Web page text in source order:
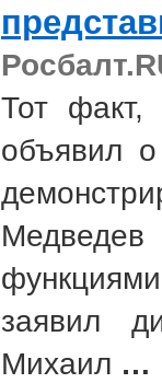
Тот
объявил
заявил
Михаил …